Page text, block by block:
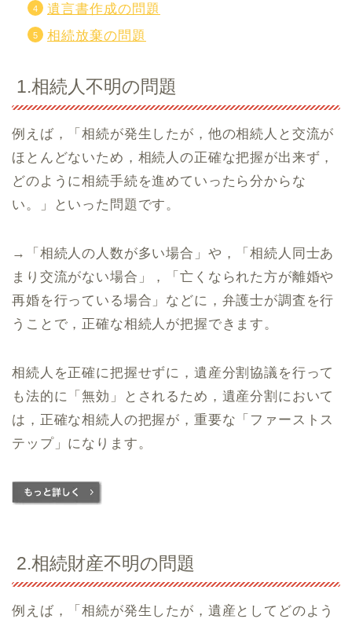
遺言書作成の問題
相続放棄の問題
1.相続人不明の問題
例えば，「相続が発生したが，他の相続人と交流が
ほとんどないため，相続人の正確な把握が出来ず，
どのように相続手続を進めていったら分からな
い。」といった問題です。
→「相続人の人数が多い場合」や，「相続人同士あ
まり交流がない場合」，「亡くなられた方が離婚や
再婚を行っている場合」などに，弁護士が調査を行
うことで，正確な相続人が把握できます。
相続人を正確に把握せずに，遺産分割協議を行って
も法的に「無効」とされるため，遺産分割において
は，正確な相続人の把握が，重要な「ファーストス
テップ」になります。
2.相続財産不明の問題
例えば，「相続が発生したが，遺産としてどのよう